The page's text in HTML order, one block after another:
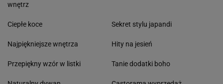
wnętrz
Ciepłe koce
Najpiękniejsze wnętrza
Przepiękny wzór w listki
Sekret stylu japandi
Hity na jesień
Tanie dodatki boho